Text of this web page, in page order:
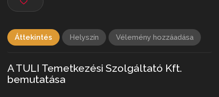
Áttekintés Helyszín Vélemény hozzáadása
A TULI Temetkezési Szolgáltató Kft.
bemutatása